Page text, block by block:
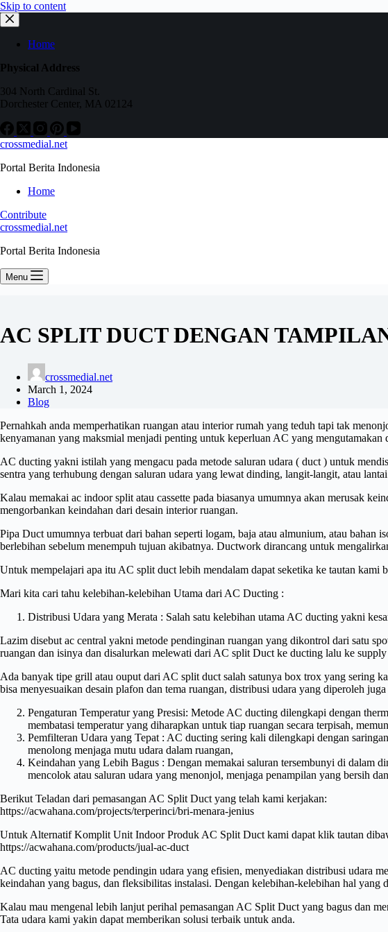
Skip to content
Home
Physical Address
304 North Cardinal St.
Dorchester Center, MA 02124
crossmedial.net
Portal Berita Indonesia
Home
Contribute
crossmedial.net
Portal Berita Indonesia
Menu
AC SPLIT DUCT DENGAN
crossmedial.net
March 1, 2024
Blog
Pernahkah anda memperhatikan ruangan atau interior rumah yang teduh tapi tak
kenyamanan yang maksmial menjadi penting untuk keperluan AC yang
AC ducting yakni istilah yang mengacu pada metode saluran udara ( duct ) untuk
sentra yang terhubung dengan saluran udara yang lewat dinding, langit-langit, atau
Kalau memakai ac indoor split atau cassette pada biasanya umumnya akan merusak
mengorbankan keindahan dari desain interior ruangan.
Pipa Duct umumnya terbuat dari bahan seperti logam, baja atau almunium, atau bahan
berlebihan sebelum menempuh tujuan akibatnya. Ductwork dirancang untuk
Untuk mempelajari apa itu AC split duct lebih mendalam dapat seketika ke tautan kami
Mari kita cari tahu kelebihan-kelebihan Utama dari AC Ducting :
Distribusi Udara yang Merata : Salah satu kelebihan utama AC ducting yakni
Lazim disebut ac central yakni metode pendinginan ruangan yang dikontrol dari satu
ruangan dan isinya dan disalurkan melewati dari AC split Duct ke ducting lalu ke
Ada banyak tipe grill atau ouput dari AC split duct salah satunya box trox yang sering
bisa menyesuaikan desain plafon dan tema ruangan, distribusi udara yang diperoleh juga
Pengaturan Temperatur yang Presisi: Metode AC ducting dilengkapi dengan
membatasi temperatur yang diharapkan untuk tiap ruangan secara terpisah,
Pemfilteran Udara yang Tepat : AC ducting sering kali dilengkapi dengan
menolong menjaga mutu udara dalam ruangan,
Keindahan yang Lebih Bagus : Dengan memakai saluran tersembunyi di dalam
mencolok atau saluran udara yang menonjol, menjaga penampilan yang bersih
Berikut Teladan dari pemasangan AC Split Duct yang telah kami kerjakan:
https://acwahana.com/projects/terperinci/bri-menara-jenius
Untuk Alternatif Komplit Unit Indoor Produk AC Split Duct kami dapat klik tautan
https://acwahana.com/products/jual-ac-duct
AC ducting yaitu metode pendingin udara yang efisien, menyediakan distribusi udara
keindahan yang bagus, dan fleksibilitas instalasi. Dengan kelebihan-kelebihan hal
Kalau mau mengenal lebih lanjut perihal pemasangan AC Split Duct yang bagus dan
Tata udara kami yakin dapat memberikan solusi terbaik untuk anda.